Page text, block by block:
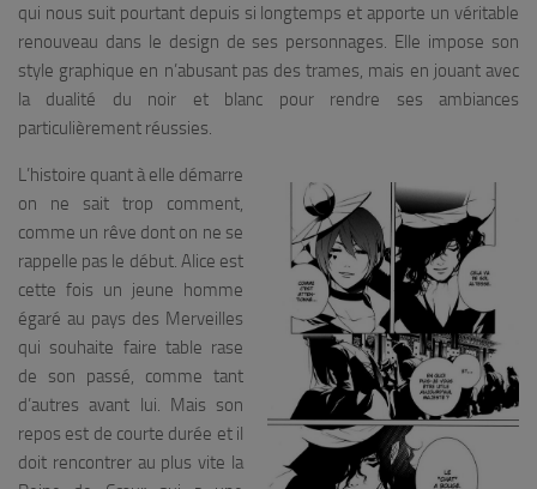
qui nous suit pourtant depuis si longtemps et apporte un véritable
renouveau dans le design de ses personnages. Elle impose son
style graphique en n’abusant pas des trames, mais en jouant avec
la dualité du noir et blanc pour rendre ses ambiances
particulièrement réussies.
L’histoire quant à elle démarre
on ne sait trop comment,
comme un rêve dont on ne se
rappelle pas le début. Alice est
cette fois un jeune homme
égaré au pays des Merveilles
qui souhaite faire table rase
de son passé, comme tant
d’autres avant lui. Mais son
repos est de courte durée et il
doit rencontrer au plus vite la